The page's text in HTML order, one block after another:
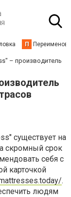
П
– производитель
существует на
скромный срок
себя с
карточкой
.
людям